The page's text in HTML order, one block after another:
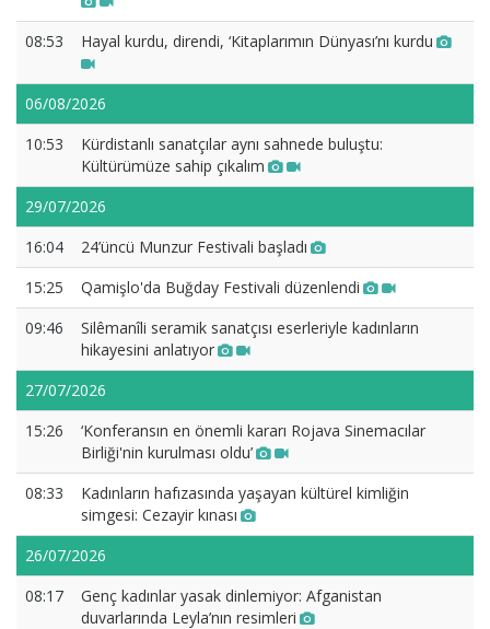
08:53 Hayal kurdu, direndi, ‘Kitaplarımın Dünyası’nı kurdu
06/08/2026
10:53
Kürdistanlı sanatçılar aynı sahnede buluştu:
Kültürümüze sahip çıkalım
29/07/2026
16:04
24’üncü Munzur Festivali başladı
15:25
Qamişlo'da Buğday Festivali düzenlendi
09:46
Silêmanîli seramik sanatçısı eserleriyle kadınların
hikayesini anlatıyor
27/07/2026
15:26
‘Konferansın en önemli kararı Rojava Sinemacılar
Birliği'nin kurulması oldu’
08:33
Kadınların hafızasında yaşayan kültürel kimliğin
simgesi: Cezayir kınası
26/07/2026
08:17
Genç kadınlar yasak dinlemiyor: Afganistan
duvarlarında Leyla’nın resimleri